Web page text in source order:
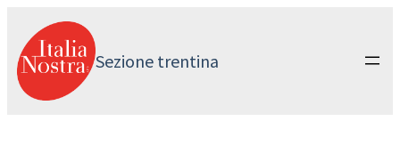
contenuto
Sezione trentina